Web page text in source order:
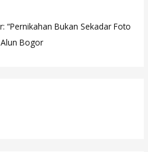
“Pernikahan Bukan Sekadar Foto
Bogor